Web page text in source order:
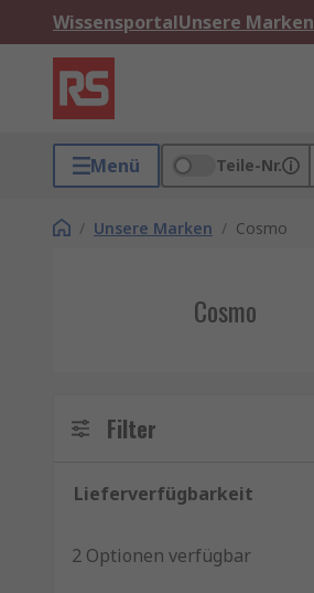
WissensportalUnsere Marken
Menü Teile-Nr.
/ Unsere Marken / Cosmo
Cosmo
Filter
Lieferverfügbarkeit
2 Optionen verfügbar